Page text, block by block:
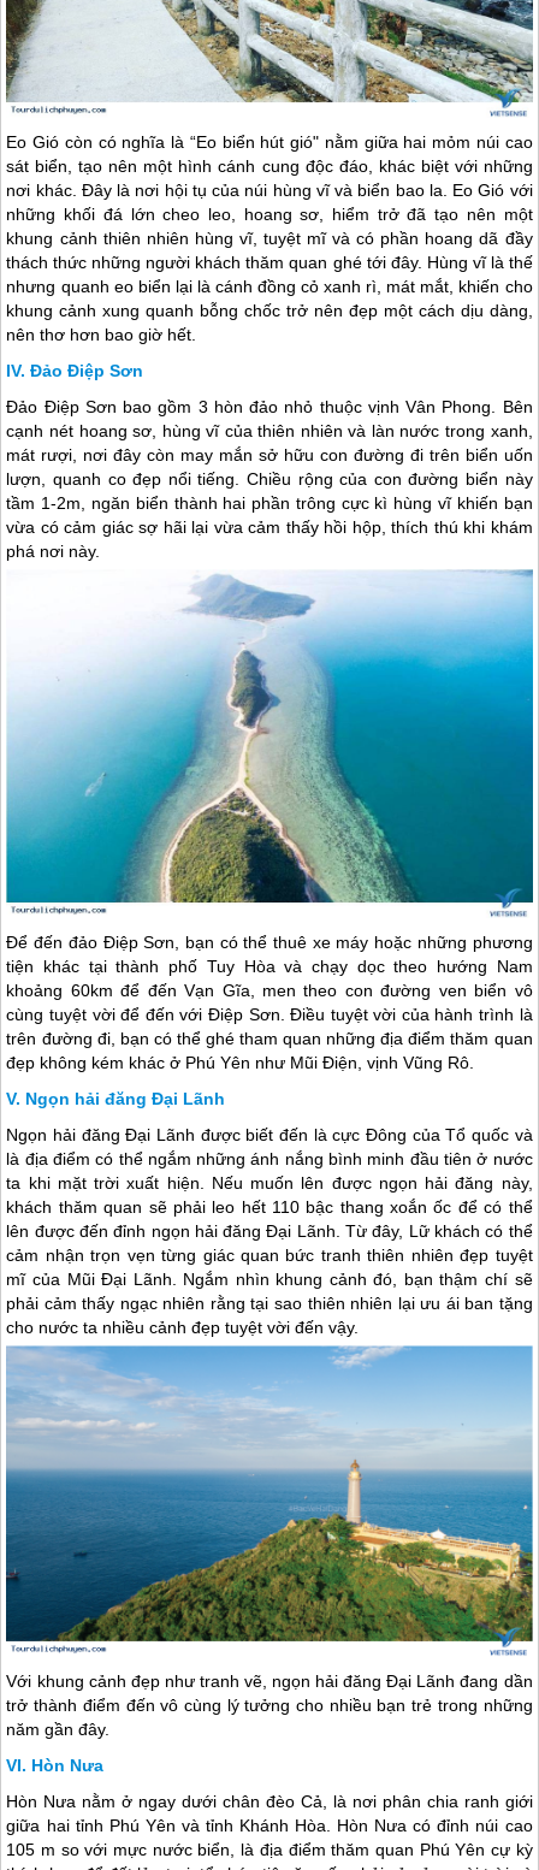
Eo Gió còn có nghĩa là “Eo biển hút gió" nằm giữa hai mỏm núi cao
sát biển, tạo nên một hình cánh cung độc đáo, khác biệt với những
nơi khác. Đây là nơi hội tụ của núi hùng vĩ và biển bao la. Eo Gió với
những khối đá lớn cheo leo, hoang sơ, hiểm trở đã tạo nên một
khung cảnh thiên nhiên hùng vĩ, tuyệt mĩ và có phần hoang dã đầy
thách thức những người khách thăm quan ghé tới đây. Hùng vĩ là thế
nhưng quanh eo biển lại là cánh đồng cỏ xanh rì, mát mắt, khiến cho
khung cảnh xung quanh bỗng chốc trở nên đẹp một cách dịu dàng,
nên thơ hơn bao giờ hết.
Đảo Điệp Sơn
Đảo Điệp Sơn bao gồm 3 hòn đảo nhỏ thuộc vịnh Vân Phong. Bên
cạnh nét hoang sơ, hùng vĩ của thiên nhiên và làn nước trong xanh,
mát rượi, nơi đây còn may mắn sở hữu con đường đi trên biển uốn
lượn, quanh co đẹp nổi tiếng. Chiều rộng của con đường biển này
tầm 1-2m, ngăn biển thành hai phần trông cực kì hùng vĩ khiến bạn
vừa có cảm giác sợ hãi lại vừa cảm thấy hồi hộp, thích thú khi khám
phá nơi này.
Để đến đảo Điệp Sơn, bạn có thể thuê xe máy hoặc những phương
tiện khác tại thành phố Tuy Hòa và chạy dọc theo hướng Nam
khoảng 60km để đến Vạn Gĩa, men theo con đường ven biển vô
cùng tuyệt vời để đến với Điệp Sơn. Điều tuyệt vời của hành trình là
trên đường đi, bạn có thể ghé tham quan những địa điểm thăm quan
đẹp không kém khác ở Phú Yên như Mũi Điện, vịnh Vũng Rô.
Ngọn hải đăng Đại Lãnh
Ngọn hải đăng Đại Lãnh được biết đến là cực Đông của Tổ quốc và
là địa điểm có thể ngắm những ánh nắng bình minh đầu tiên ở nước
ta khi mặt trời xuất hiện. Nếu muốn lên được ngọn hải đăng này,
khách thăm quan sẽ phải leo hết 110 bậc thang xoắn ốc để có thể
lên được đến đỉnh ngọn hải đăng Đại Lãnh. Từ đây, Lữ khách có thể
cảm nhận trọn vẹn từng giác quan bức tranh thiên nhiên đẹp tuyệt
mĩ của Mũi Đại Lãnh. Ngắm nhìn khung cảnh đó, bạn thậm chí sẽ
phải cảm thấy ngạc nhiên rằng tại sao thiên nhiên lại ưu ái ban tặng
cho nước ta nhiều cảnh đẹp tuyệt vời đến vậy.
Với khung cảnh đẹp như tranh vẽ, ngọn hải đăng Đại Lãnh đang dần
trở thành điểm đến vô cùng lý tưởng cho nhiều bạn trẻ trong những
năm gần đây.
Hòn Nưa
Hòn Nưa nằm ở ngay dưới chân đèo Cả, là nơi phân chia ranh giới
giữa hai tỉnh Phú Yên và tỉnh Khánh Hòa. Hòn Nưa có đỉnh núi cao
105 m so với mực nước biển, là địa điểm thăm quan Phú Yên cự kỳ